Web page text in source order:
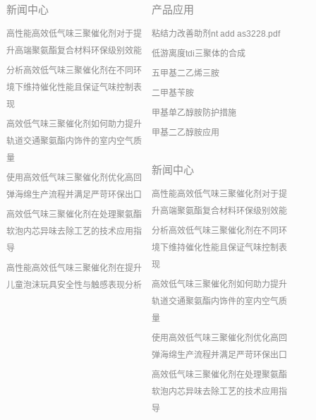
新闻中心
高性能高效低气味三聚催化剂对于提
升高端聚氨酯复合材料环保级别效能
分析高效低气味三聚催化剂在不同环
境下维持催化性能且保证气味控制表
现
高效低气味三聚催化剂如何助力提升
轨道交通聚氨酯内饰件的室内空气质
量
使用高效低气味三聚催化剂优化高回
弹海绵生产流程并满足严苛环保出口
高效低气味三聚催化剂在处理聚氨酯
软泡内芯异味去除工艺的技术应用指
导
高性能高效低气味三聚催化剂在提升
儿童泡沫玩具安全性与触感表现分析
产品应用
粘结力改善助剂nt add as3228.pdf
低游离度tdi三聚体的合成
五甲基二乙烯三胺
二甲基苄胺
甲基单乙醇胺防护措施
甲基二乙醇胺应用
新闻中心
高性能高效低气味三聚催化剂对于提
升高端聚氨酯复合材料环保级别效能
分析高效低气味三聚催化剂在不同环
境下维持催化性能且保证气味控制表
现
高效低气味三聚催化剂如何助力提升
轨道交通聚氨酯内饰件的室内空气质
量
使用高效低气味三聚催化剂优化高回
弹海绵生产流程并满足严苛环保出口
高效低气味三聚催化剂在处理聚氨酯
软泡内芯异味去除工艺的技术应用指
导